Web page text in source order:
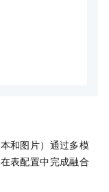
和图片）通过多模
表配置中完成融合